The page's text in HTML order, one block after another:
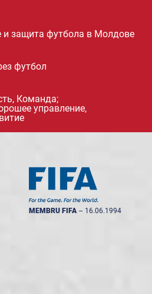
и защита футбола в Молдове
футбол
Команда;
управление,
MEMBRU FIFA -- 16.06.1994